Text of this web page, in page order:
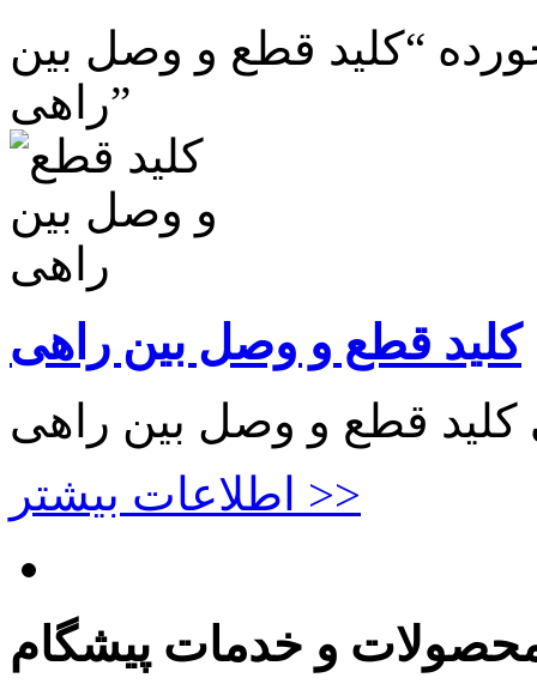
“کلید قطع و وصل بین
راهی”
کلید قطع و وصل بین راهی
قطع و وصل بین راهی
اطلاعات بیشتر >>
و خدمات پیشگام